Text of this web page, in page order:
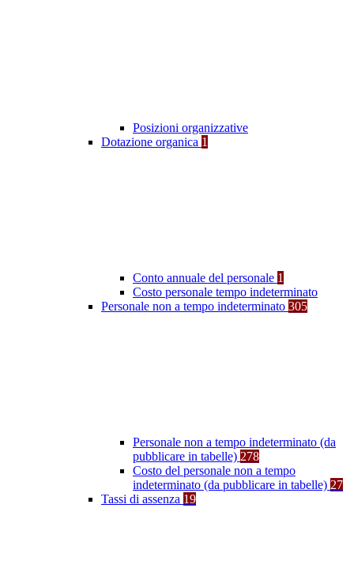
Posizioni organizzative
Dotazione organica 1
Conto annuale del personale 1
Costo personale tempo indeterminato
Personale non a tempo indeterminato 305
Personale non a tempo indeterminato (da
pubblicare in tabelle) 278
Costo del personale non a tempo
indeterminato (da pubblicare in tabelle) 27
Tassi di assenza 19